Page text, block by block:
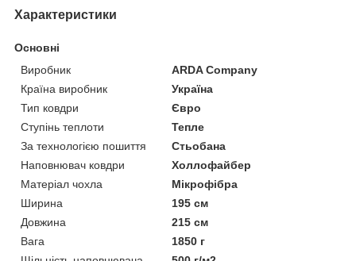
Характеристики
Основні
Виробник
ARDA Company
Країна виробник
Україна
Тип ковдри
Євро
Ступінь теплоти
Тепле
За технологією пошиття
Стьобана
Наповнювач ковдри
Холлофайбер
Матеріал чохла
Мікрофібра
Ширина
195 см
Довжина
215 см
Вага
1850 г